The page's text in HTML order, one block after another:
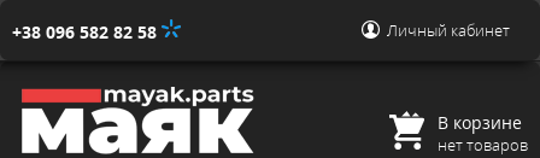
+38 096 582 82 58 Личный кабинет
В корзине
нет товаров